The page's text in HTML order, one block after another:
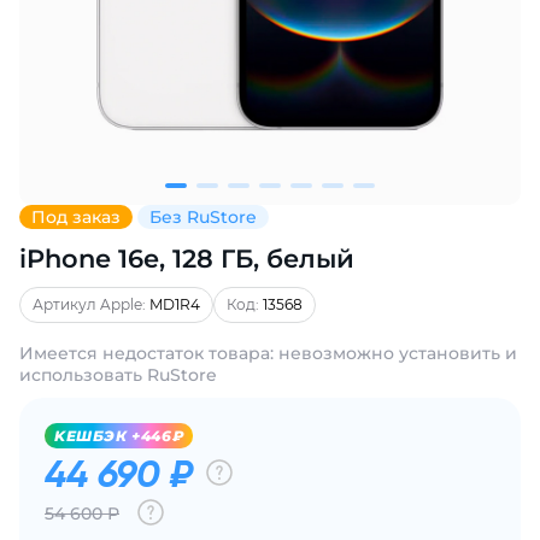
Под заказ Без RuStore
iPhone 16e, 128 ГБ, белый
Артикул Apple: MD1R4 Код: 13568
Имеется недостаток товара: невозможно установить и
использовать RuStore
KЕШБЭК +446₽
44 690 ₽
54 600 Р
% картой любого банка
Получайте товар
выбранный способом
Оставшиеся75% будут
по25%каждые 2 недели